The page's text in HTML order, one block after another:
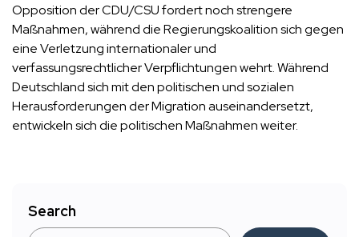
Opposition der CDU/CSU fordert noch strengere
Maßnahmen, während die Regierungskoalition sich gegen
eine Verletzung internationaler und
verfassungsrechtlicher Verpflichtungen wehrt. Während
Deutschland sich mit den politischen und sozialen
Herausforderungen der Migration auseinandersetzt,
entwickeln sich die politischen Maßnahmen weiter.
Search